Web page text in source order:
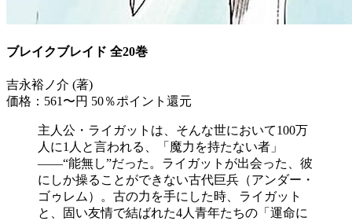
ブレイクブレイド 全20巻
吉永裕ノ介 (著)
価格：561〜円 50％ポイント還元
主人公・ライガットは、そんな世において100万
人に1人と言われる、「魔力を持たない者」
――“能無し”だった。ライガットが出会った、彼
にしか操ることができない古代巨兵（アンダー・
ゴゥレム）。古の力を手にした時、ライガット
と、固い友情で結ばれた4人青年たちの「運命に